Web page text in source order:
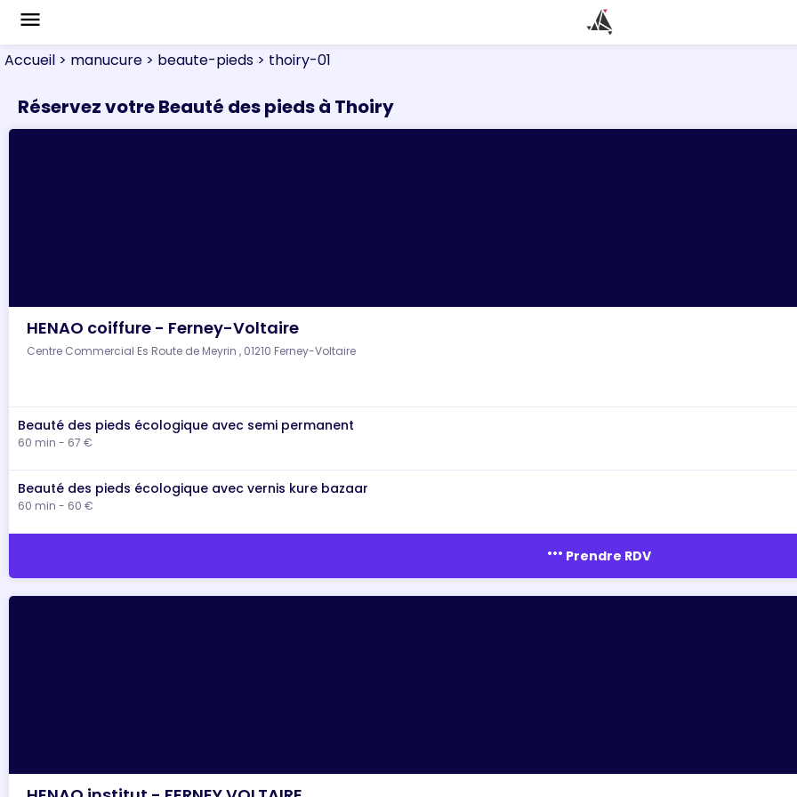
menu
Accueil > manucure > beaute-pieds > thoiry-01
Réservez votre Beauté des pieds à Thoiry
HENAO coiffure - Ferney-Voltaire
Centre Commercial Es Route de Meyrin , 01210 Ferney-Voltaire
Beauté des pieds écologique avec semi permanent
60 min - 67 €
Beauté des pieds écologique avec vernis kure bazaar
60 min - 60 €
more_horiz Prendre RDV